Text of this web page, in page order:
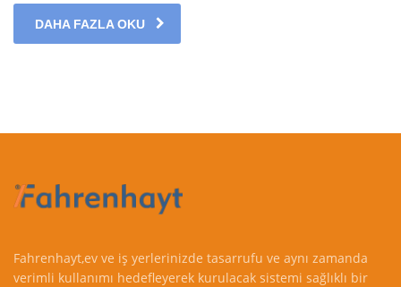
DAHA FAZLA OKU
Fahrenhayt,ev ve iş yerlerinizde tasarrufu ve aynı zamanda
verimli kullanımı hedefleyerek kurulacak sistemi sağlıklı bir